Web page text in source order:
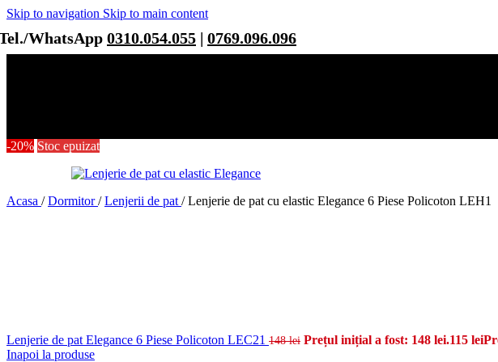
Skip to navigation Skip to main content
WhatsApp 0310.054.055 | 0769.096.096
-20% Stoc epuizat
Acasa / Dormitor/ Lenjerii de pat / Lenjerie de pat cu elastic Elegance 6 Piese Policoton LEH1
Lenjerie de pat Elegance 6 Piese Policoton LEC21 148lei Prețul inițial a fost: 148 lei.115 lei
Inapoi la produse